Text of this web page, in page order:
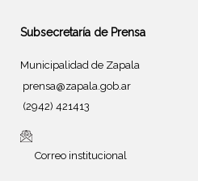
Subsecretaría de Prensa
Municipalidad de Zapala
prensa@zapala.gob.ar
(2942) 421413
Correo institucional